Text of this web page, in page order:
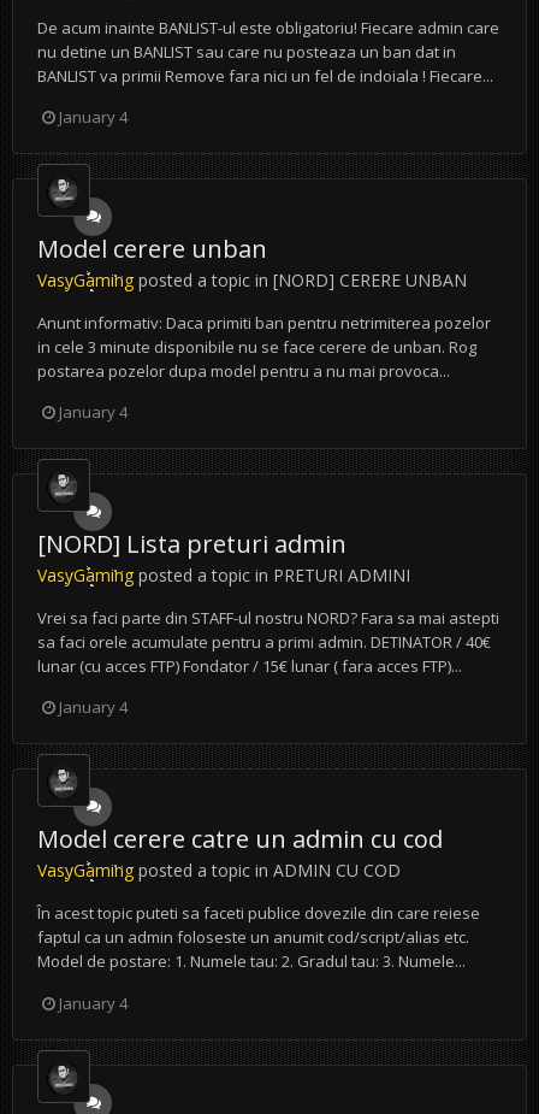
De acum inainte BANLIST-ul este obligatoriu! Fiecare admin care
nu detine un BANLIST sau care nu posteaza un ban dat in
BANLIST va primii Remove fara nici un fel de indoiala ! Fiecare...
January 4
Model cerere unban
VasyGamingposted a topic in [NORD] CERERE UNBAN
Anunt informativ: Daca primiti ban pentru netrimiterea pozelor
in cele 3 minute disponibile nu se face cerere de unban. Rog
postarea pozelor dupa model pentru a nu mai provoca...
January 4
[NORD] Lista preturi admin
VasyGamingposted a topic in PRETURI ADMINI
Vrei sa faci parte din STAFF-ul nostru NORD? Fara sa mai astepti
sa faci orele acumulate pentru a primi admin. DETINATOR / 40€
lunar (cu acces FTP) Fondator / 15€ lunar ( fara acces FTP)...
January 4
Model cerere catre un admin cu cod
VasyGamingposted a topic in ADMIN CU COD
În acest topic puteti sa faceti publice dovezile din care reiese
faptul ca un admin foloseste un anumit cod/script/alias etc.
Model de postare: 1. Numele tau: 2. Gradul tau: 3. Numele...
January 4